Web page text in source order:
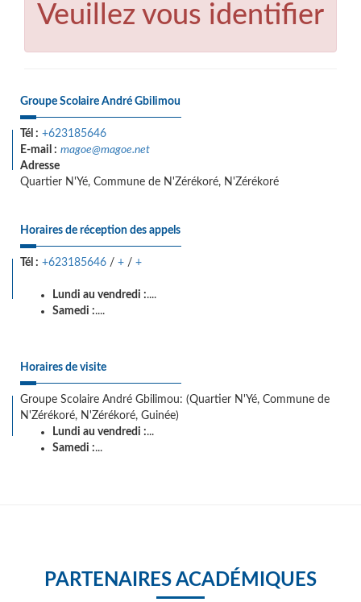
Veuillez vous identifier
Groupe Scolaire André Gbilimou
Tél : +623185646
E-mail : magoe@magoe.net
Adresse
Quartier N'Yé, Commune de N'Zérékoré, N'Zérékoré
Horaires de réception des appels
Tél : +623185646 / + / +
Lundi au vendredi :....
Samedi :....
Horaires de visite
Groupe Scolaire André Gbilimou: (Quartier N'Yé, Commune de
N'Zérékoré, N'Zérékoré, Guinée)
Lundi au vendredi :...
Samedi :...
PARTENAIRES ACADÉMIQUES